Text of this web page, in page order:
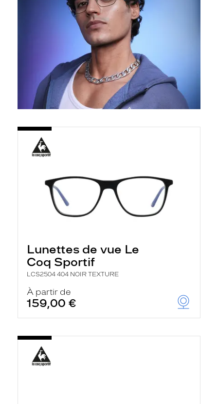
Lunettes de vue Le
Coq Sportif
LCS2504 404 NOIR TEXTURE
À partir de
159,00 €